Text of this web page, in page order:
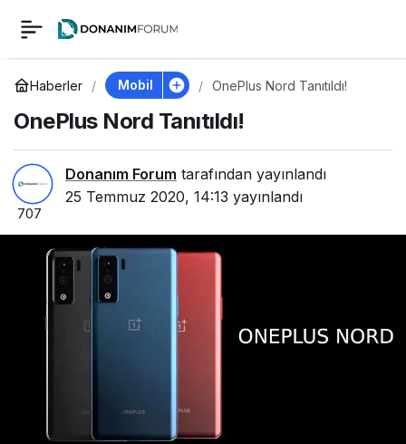
Haberler Mobil OnePlus Nord Tanıtıldı!
OnePlus Nord Tanıtıldı!
Donanım Forum tarafından yayınlandı
25 Temmuz 2020, 14:13 yayınlandı
707
OnePlus Nord
Tanıtıldı!